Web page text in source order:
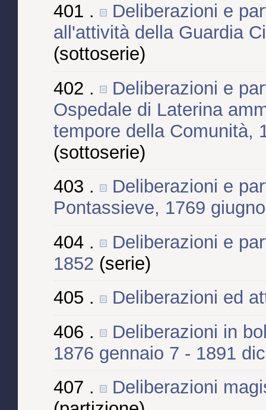
401 .
Deliberazioni e
all'attività della Guardia
(sottoserie)
402 .
Deliberazioni e
Ospedale di Laterina
tempore della Comunità,
(sottoserie)
403 .
Deliberazioni e
Pontassieve, 1769
404 .
Deliberazioni e
1852 (serie)
405 .
Deliberazioni ed
406 .
Deliberazioni in
1876 gennaio 7 - 1891
407 .
Deliberazioni